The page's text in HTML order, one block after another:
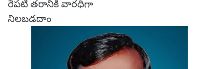
రేపటి తరానికి వారధిగా
నిలబడదాం